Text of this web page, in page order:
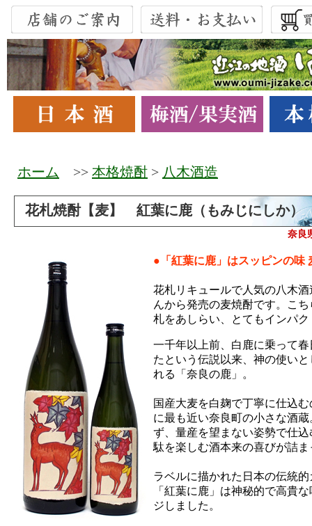
ホーム >> 本格焼酎 > 八木酒造
花札焼酎【麦】 紅葉に鹿（もみじにしか）
奈良
●「紅葉に鹿」はスッピンの味
花札リキュールで人気の八木
んから発売の麦焼酎です。こ
札をあしらい、とてもインパ
一千年以上前、白鹿に乗って
たという伝説以来、神の使い
れる「奈良の鹿」。
国産大麦を白麹で丁寧に仕込
に最も近い奈良町の小さな酒
ず、量産を望まない姿勢で仕
駄を楽しむ酒本来の喜びが詰
ラベルに描かれた日本の伝統
「紅葉に鹿」は神秘的で高貴
ジしました。